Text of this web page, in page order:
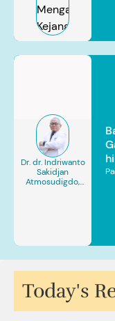
Dr. dr. Indriwanto
Sakidjan
Atmosudigdo,
Today's